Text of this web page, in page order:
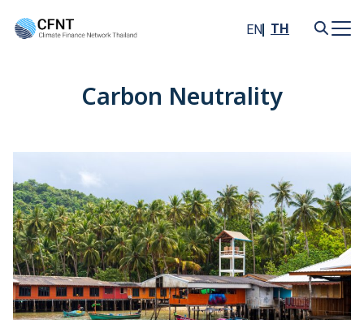
EN TH
Carbon Neutrality